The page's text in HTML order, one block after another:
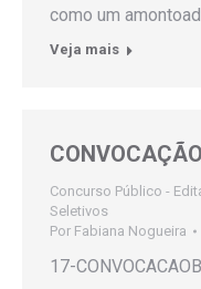
como um
Veja mais
Concurso Público -
Seletivos
Por Fabiana Nogueira
17-